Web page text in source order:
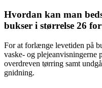
Hvordan kan man
bukser i størrelse 26
For at forlænge levetiden på
vaske- og plejeanvisningerne
overdreven tørring samt
gnidning.